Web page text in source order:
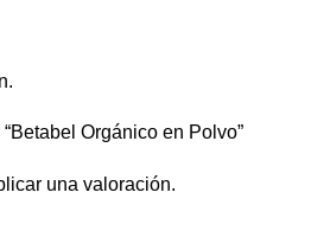
Orgánico en Polvo”
una valoración.